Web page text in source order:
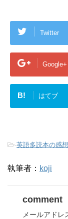
Twitter
Google+
B! はてブ
-英語多読本の感想
執筆者： koji
comment
メールアドレ